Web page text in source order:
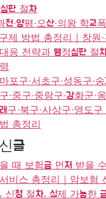
판 절차
천·양평·오산·의왕 학교
제 방법 총정리｜창원·
응 전략과 행정심판 절
포구·서초구·성동구·송
·중구·중랑구·강화군·
구·북구·사상구·영도
총정리
글
때 보험금 먼저 받을
비스 총정리｜암보험
신청 절차, 실제 가능한